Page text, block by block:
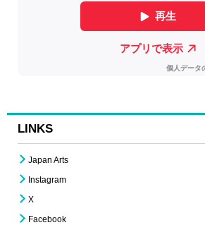
LINKS
Japan Arts
Instagram
X
Facebook